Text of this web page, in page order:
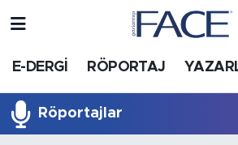
E-DERGİ RÖPORTAJ
Röportajlar
HABER
Nöbetçi Eczaneler